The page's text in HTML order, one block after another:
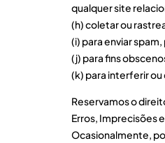
qualquer site
(h) coletar ou
(i) para enviar
(j) para fins
(k) para interferir
Reservamos o
Erros, Imprecisões
Ocasionalmente,